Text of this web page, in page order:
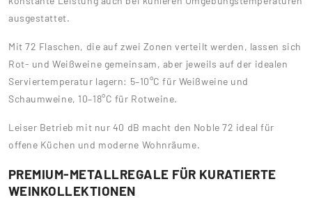
ausgestattet.
Mit 72 Flaschen, die auf zwei Zonen verteilt werden, lassen sich
Rot- und Weißweine gemeinsam, aber jeweils auf der idealen
Serviertemperatur lagern: 5–10°C für Weißweine und
Schaumweine, 10–18°C für Rotweine.
Leiser Betrieb mit nur 40 dB macht den Noble 72 ideal für
offene Küchen und moderne Wohnräume.
PREMIUM-METALLREGALE FÜR KURATIERTE
WEINKOLLEKTIONEN